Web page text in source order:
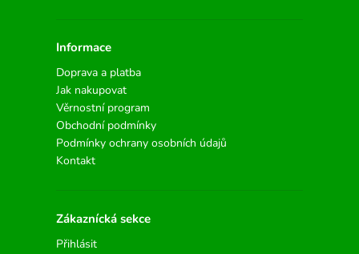
Informace
Doprava a platba
Jak nakupovat
Věrnostní program
Obchodní podmínky
Podmínky ochrany osobních údajů
Kontakt
Zákaznícká sekce
Přihlásit